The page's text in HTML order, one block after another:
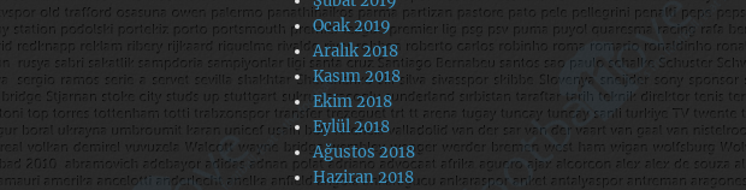
Ocak 2019
Aralık 2018
Kasım 2018
Ekim 2018
Eylül 2018
Ağustos 2018
Haziran 2018